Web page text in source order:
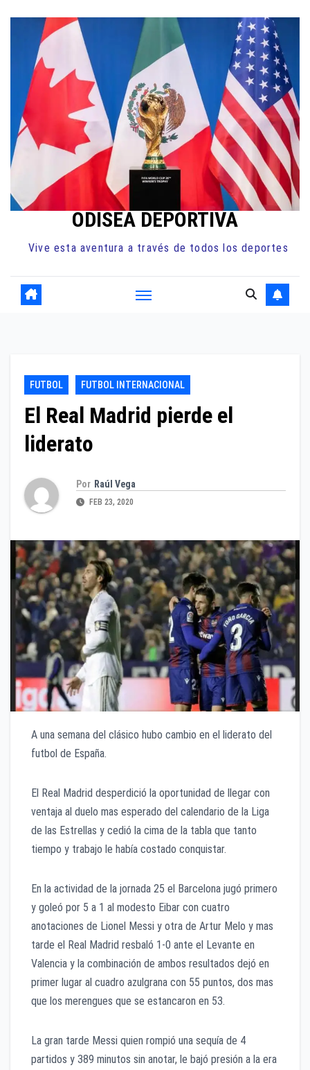
contenido
ODISEA DEPORTIVA
Vive esta aventura a través de todos los deportes
FUTBOL FUTBOL INTERNACIONAL
El Real Madrid pierde el
liderato
Por Raúl Vega
FEB 23, 2020
A una semana del clásico hubo cambio en el liderato del
futbol de España.
El Real Madrid desperdició la oportunidad de llegar con
ventaja al duelo mas esperado del calendario de la Liga
de las Estrellas y cedió la cima de la tabla que tanto
tiempo y trabajo le había costado conquistar.
En la actividad de la jornada 25 el Barcelona jugó primero
y goleó por 5 a 1 al modesto Eibar con cuatro
anotaciones de Lionel Messi y otra de Artur Melo y mas
tarde el Real Madrid resbaló 1-0 ante el Levante en
Valencia y la combinación de ambos resultados dejó en
primer lugar al cuadro azulgrana con 55 puntos, dos mas
que los merengues que se estancaron en 53.
La gran tarde Messi quien rompió una sequía de 4
partidos y 389 minutos sin anotar, le bajó presión a la era